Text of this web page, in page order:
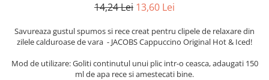
14,24 Lei 13,60 Lei
Savureaza gustul spumos si rece creat pentru clipele de relaxare din
zilele calduroase de vara - JACOBS Cappuccino Original Hot & Iced!
Mod de utilizare: Goliti continutul unui plic intr-o ceasca, adaugati 150
ml de apa rece si amestecati bine.